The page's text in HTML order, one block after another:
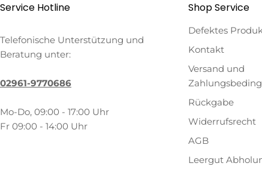
Service Hotline
Telefonische Unterstützung und
Beratung unter:
02961-9770686
Mo-Do, 09:00 - 17:00 Uhr
Fr 09:00 - 14:00 Uhr
Shop Service
Defektes
Kontakt
Versand und
Rückgabe
Widerrufsrecht
AGB
Leergut